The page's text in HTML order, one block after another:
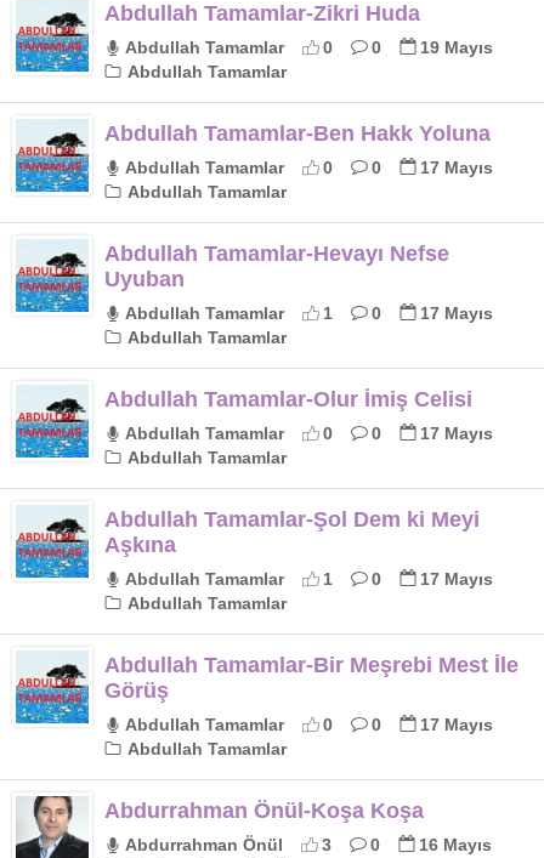
Abdullah Tamamlar-Zikri Huda
Abdullah Tamamlar 0 0
19 Mayıs
Abdullah Tamamlar
Abdullah Tamamlar-Ben Hakk Yoluna
Abdullah Tamamlar 0 0
17 Mayıs
Abdullah Tamamlar
Abdullah Tamamlar-Hevayı Nefse
Uyuban
Abdullah Tamamlar 1 0
17 Mayıs
Abdullah Tamamlar
Abdullah Tamamlar-Olur İmiş Celisi
Abdullah Tamamlar 0 0
17 Mayıs
Abdullah Tamamlar
Abdullah Tamamlar-Şol Dem ki Meyi
Aşkına
Abdullah Tamamlar 1 0
17 Mayıs
Abdullah Tamamlar
Abdullah Tamamlar-Bir Meşrebi Mest İle
Görüş
Abdullah Tamamlar 0 0
17 Mayıs
Abdullah Tamamlar
Abdurrahman Önül-Koşa Koşa
Abdurrahman Önül 3 0
16 Mayıs